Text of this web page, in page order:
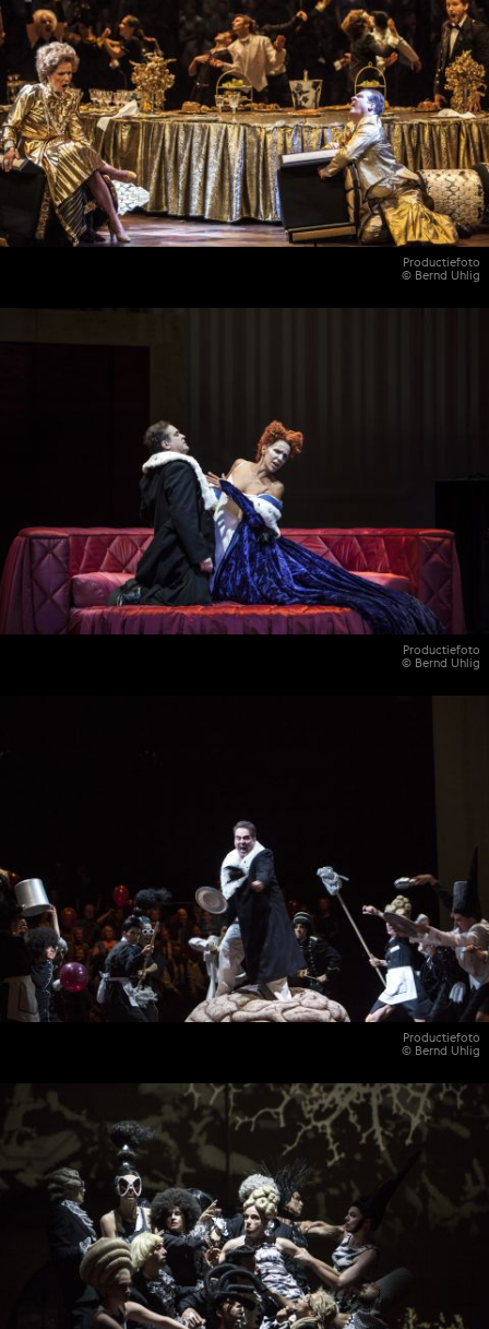
Productiefoto
© Bernd Uhlig
Productiefoto
© Bernd Uhlig
Productiefoto
© Bernd Uhlig